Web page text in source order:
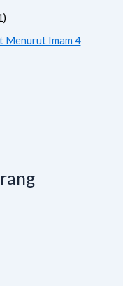
Menurut Imam 4